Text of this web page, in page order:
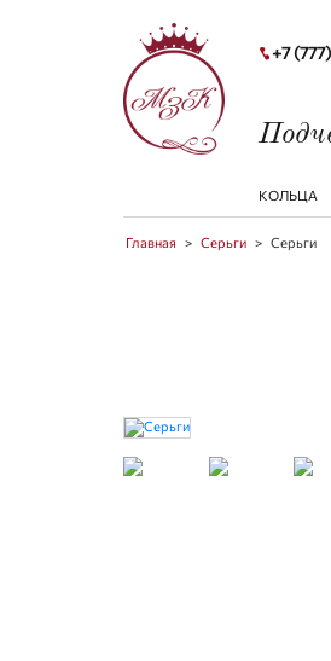
+7
КОЛЬЦА
Главная > Серьги > Серьги